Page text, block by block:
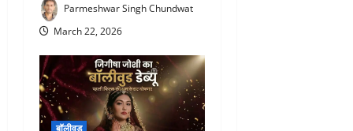
Parmeshwar Singh Chundwat
March 22, 2026
बॉलीवुड